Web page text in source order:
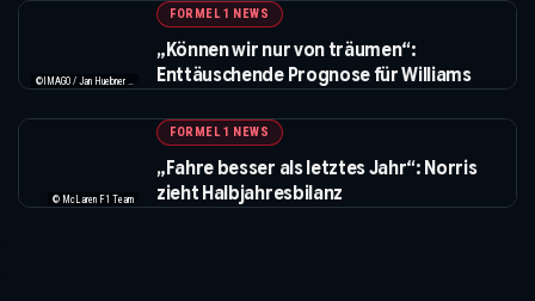
©IMAGO / Jan Huebner / XPB Images
FORMEL 1 NEWS
„Können wir nur von träumen“:
Enttäuschende Prognose für Williams
© McLaren F1 Team
FORMEL 1 NEWS
„Fahre besser als letztes Jahr“: Norris
zieht Halbjahresbilanz